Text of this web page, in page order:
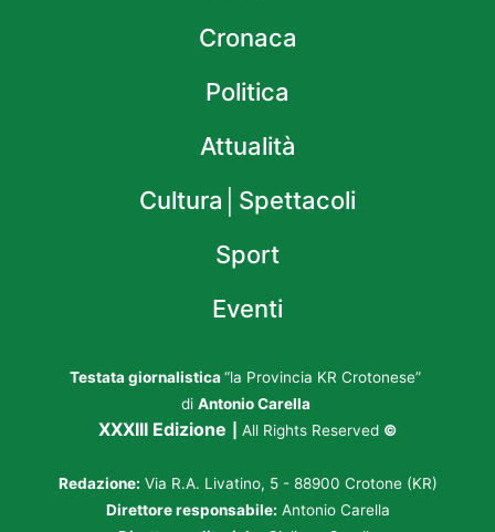
Cronaca
Politica
Attualità
Cultura│Spettacoli
Sport
Eventi
Testata giornalistica “la Provincia KR Crotonese”
di Antonio Carella
XXXIII Edizione All Rights Reserved ©
Redazione: Via R.A. Livatino, 5 - 88900 Crotone (KR)
Direttore responsabile: Antonio Carella